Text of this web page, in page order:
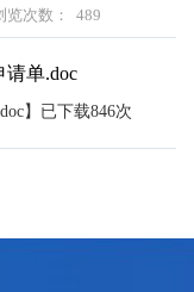
览次数： 489
单.doc
】已下载846次